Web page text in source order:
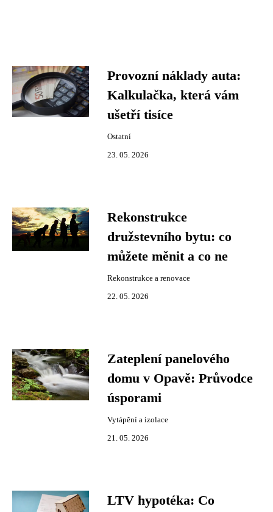
Provozní náklady auta:
Kalkulačka, která vám
ušetří tisíce
Ostatní
23. 05. 2026
Rekonstrukce
družstevního bytu: co
můžete měnit a co ne
Rekonstrukce a renovace
22. 05. 2026
Zateplení panelového
domu v Opavě: Průvodce
úsporami
Vytápění a izolace
21. 05. 2026
LTV hypotéka: Co